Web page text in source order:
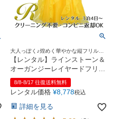
大人っぽく♪煌めく華やかな縦フリルド
レス
【レンタル】ラインストーン＆
オーガンジーレイヤードフリル
子供ドレス(HC734)イエロー
8/8-8/17 往復送料無料
レンタル価格 ¥8,778税込
詳細を見る